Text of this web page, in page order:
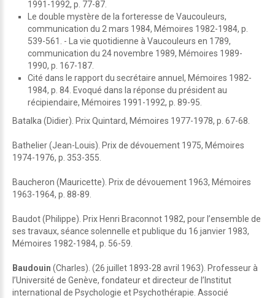
1991-1992, p. 77-87.
Le double mystère de la forteresse de Vaucouleurs,
communication du 2 mars 1984, Mémoires 1982-1984, p.
539-561. - La vie quotidienne à Vaucouleurs en 1789,
communication du 24 novembre 1989, Mémoires 1989-
1990, p. 167-187.
Cité dans le rapport du secrétaire annuel, Mémoires 1982-
1984, p. 84. Evoqué dans la réponse du président au
récipiendaire, Mémoires 1991-1992, p. 89-95.
Batalka (Didier). Prix Quintard, Mémoires 1977-1978, p. 67-68.
Bathelier (Jean-Louis). Prix de dévouement 1975, Mémoires
1974-1976, p. 353-355.
Baucheron (Mauricette). Prix de dévouement 1963, Mémoires
1963-1964, p. 88-89.
Baudot (Philippe). Prix Henri Braconnot 1982, pour l’ensemble de
ses travaux, séance solennelle et publique du 16 janvier 1983,
Mémoires 1982-1984, p. 56-59.
Baudouin (Charles). (26 juillet 1893-28 avril 1963). Professeur à
l’Université de Genève, fondateur et directeur de l’Institut
international de Psychologie et Psychothérapie. Associé